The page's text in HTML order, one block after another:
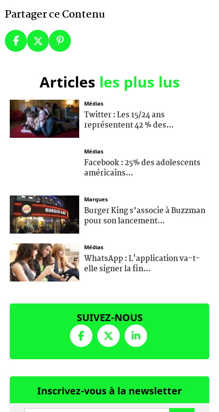
Partager ce Contenu
Articles les plus lus
Médias
Twitter : Les 15/24 ans
représentent 42 % des...
Médias
Facebook : 25% des adolescents
américains...
Marques
Burger King s’associe à Buzzman
pour son lancement...
Médias
WhatsApp : L'application va-t-
elle signer la fin...
SUIVEZ-NOUS
Inscrivez-vous à la newsletter